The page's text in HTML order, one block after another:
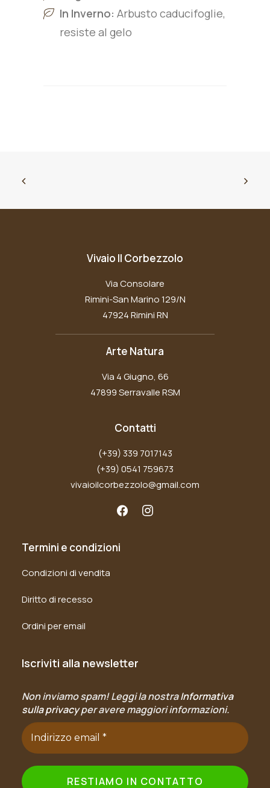
In Inverno: Arbusto caducifoglie,
resiste al gelo
Vivaio Il Corbezzolo
Via Consolare
Rimini-San Marino 129/N
47924 Rimini RN
Arte Natura
Via 4 Giugno, 66
47899 Serravalle RSM
Contatti
(+39) 339 7017143
(+39) 0541 759673
vivaioilcorbezzolo@gmail.com
Termini e condizioni
Condizioni di vendita
Diritto di recesso
Ordini per email
Iscriviti alla newsletter
Non inviamo spam! Leggi la nostraInformativa
sulla privacyper avere maggiori informazioni.